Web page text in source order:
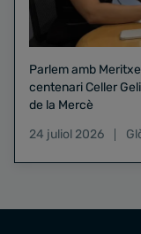
Parlem amb
centenari Celler Gelida de Sants, que enguany faran el pregó
de la Mercè
24 juliol 2026